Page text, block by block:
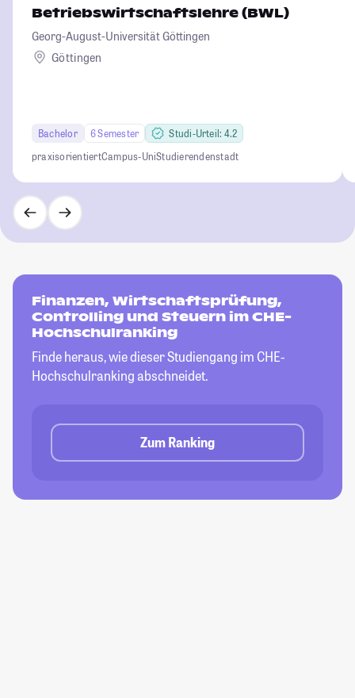
Betriebswirtschaftslehre (BWL)
Georg-August-Universität Göttingen
Göttingen
Bachelor 6 Semester
Studi-Urteil: 4.2
praxisorientiertCampus-UniStudierendenstadt
Finanzen, Wirtschaftsprüfung,
Controlling und Steuern im CHE-
Hochschulranking
Finde heraus, wie dieser Studiengang im CHE-
Hochschulranking abschneidet.
Zum Ranking